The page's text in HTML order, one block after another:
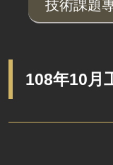
技術課題
108年10月